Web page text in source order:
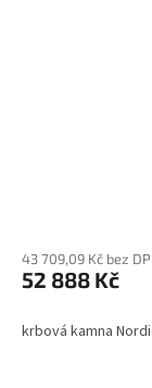
43 709,09 Kč bez
52 888 Kč
krbová kamna